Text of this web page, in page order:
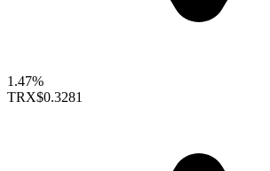
1.47%
TRX$0.3281